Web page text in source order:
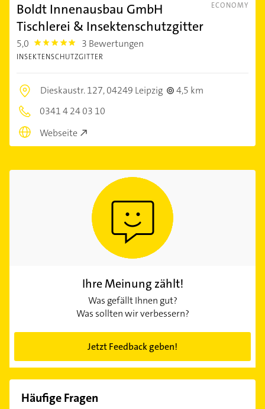
ECONOMY
Boldt Innenausbau GmbH
Tischlerei & Insektenschutzgitter
5,0 5.0 3 Bewertungen
INSEKTENSCHUTZGITTER
Dieskaustr. 127,04249 Leipzig
4,5 km
0341 4 24 03 10
Webseite
Ihre Meinung zählt!
Was gefällt Ihnen gut?
Was sollten wir verbessern?
Jetzt Feedback geben!
Häufige Fragen